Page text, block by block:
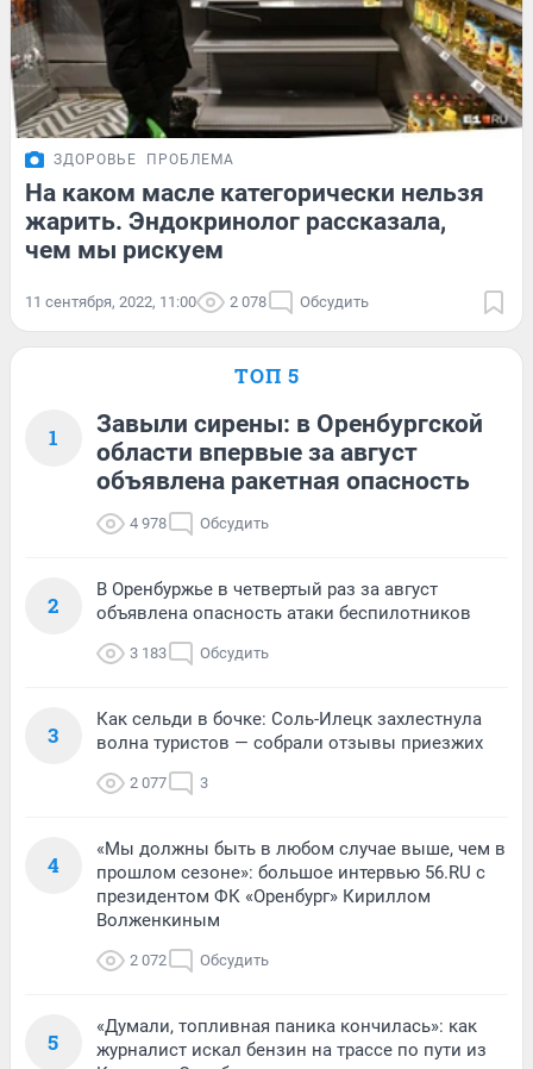
ЗДОРОВЬЕ ПРОБЛЕМА
На каком масле категорически нельзя
жарить. Эндокринолог рассказала,
чем мы рискуем
11 сентября, 2022, 11:00 2 078 Обсудить
ТОП 5
1
Завыли сирены: в Оренбургской
области впервые за август
объявлена ракетная опасность
4 978 Обсудить
2
В Оренбуржье в четвертый раз за август
объявлена опасность атаки беспилотников
3 183 Обсудить
3
Как сельди в бочке: Соль-Илецк захлестнула
волна туристов — собрали отзывы приезжих
2 077 3
4
«Мы должны быть в любом случае выше, чем в
прошлом сезоне»: большое интервью 56.RU с
президентом ФК «Оренбург» Кириллом
Волженкиным
2 072 Обсудить
5
«Думали, топливная паника кончилась»: как
журналист искал бензин на трассе по пути из